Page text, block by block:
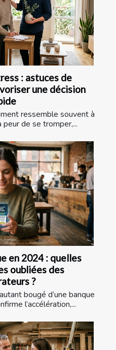
: astuces de
une décision
ressemble souvent à
de se tromper,...
en 2024 : quelles
oubliées des
?
bougé d’une banque
l’accélération,...